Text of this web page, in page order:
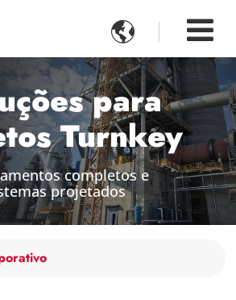

para
Turnkey
completos e
projetados